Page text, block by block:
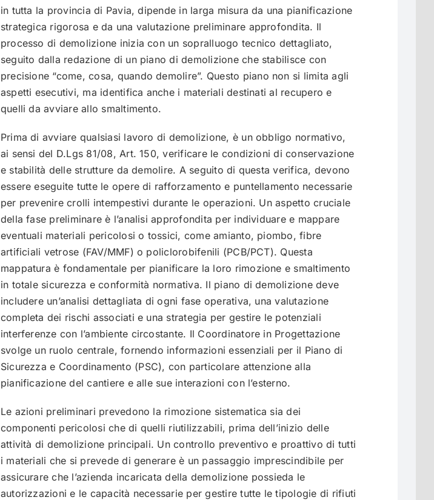
in tutta la provincia di Pavia, dipende in larga misura da una pianificazione
strategica rigorosa e da una valutazione preliminare approfondita. Il
processo di demolizione inizia con un sopralluogo tecnico dettagliato,
seguito dalla redazione di un piano di demolizione che stabilisce con
precisione “come, cosa, quando demolire”. Questo piano non si limita agli
aspetti esecutivi, ma identifica anche i materiali destinati al recupero e
quelli da avviare allo smaltimento.
Prima di avviare qualsiasi lavoro di demolizione, è un obbligo normativo,
ai sensi del D.Lgs 81/08, Art. 150, verificare le condizioni di conservazione
e stabilità delle strutture da demolire. A seguito di questa verifica, devono
essere eseguite tutte le opere di rafforzamento e puntellamento necessarie
per prevenire crolli intempestivi durante le operazioni. Un aspetto cruciale
della fase preliminare è l’analisi approfondita per individuare e mappare
eventuali materiali pericolosi o tossici, come amianto, piombo, fibre
artificiali vetrose (FAV/MMF) o policlorobifenili (PCB/PCT). Questa
mappatura è fondamentale per pianificare la loro rimozione e smaltimento
in totale sicurezza e conformità normativa. Il piano di demolizione deve
includere un’analisi dettagliata di ogni fase operativa, una valutazione
completa dei rischi associati e una strategia per gestire le potenziali
interferenze con l’ambiente circostante. Il Coordinatore in Progettazione
svolge un ruolo centrale, fornendo informazioni essenziali per il Piano di
Sicurezza e Coordinamento (PSC), con particolare attenzione alla
pianificazione del cantiere e alle sue interazioni con l’esterno.
Le azioni preliminari prevedono la rimozione sistematica sia dei
componenti pericolosi che di quelli riutilizzabili, prima dell’inizio delle
attività di demolizione principali. Un controllo preventivo e proattivo di tutti
i materiali che si prevede di generare è un passaggio imprescindibile per
assicurare che l’azienda incaricata della demolizione possieda le
autorizzazioni e le capacità necessarie per gestire tutte le tipologie di rifiuti